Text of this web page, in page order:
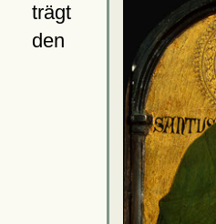
trägt
den